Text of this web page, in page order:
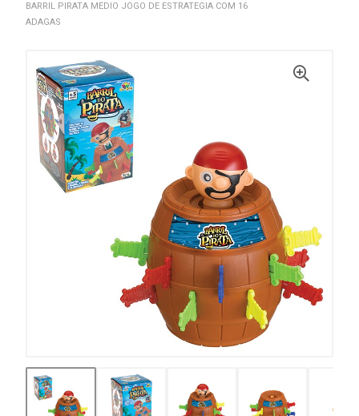
BARRIL PIRATA MEDIO JOGO DE ESTRATEGIA COM 16
ADAGAS